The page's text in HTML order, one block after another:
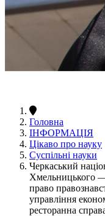
Головна
ІНФОРМАЦІЯ
Цікаво про науку
Суспільні науки
Черкаський
Хмельницького —
право
управління
ресторанна